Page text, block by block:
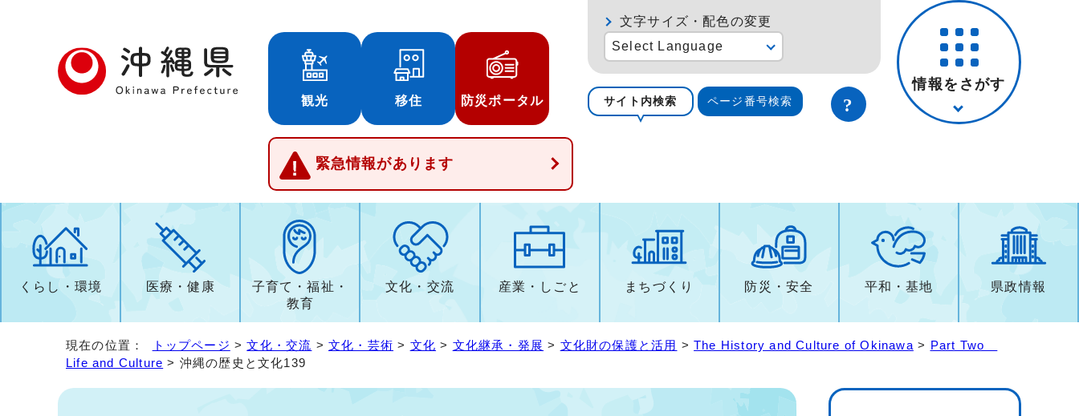
観光 移住 防災ポータル
緊急情報があります
文字サイズ・配色の変更
Select Language
サイト内検索 ページ番号検索
情報をさがす
くらし・環境 医療・健康
子育て・福祉・
教育
文化・交流 産業・しごと まちづくり 防災・安全 平和・基地 県政情報
現在の位置： トップページ >文化・交流 >文化・芸術 > 文化 > 文化継承・発展 > 文化財の保護と活用 >The History and Culture of Okinawa > Part Two
Life and Culture > 沖縄の歴史と文化139